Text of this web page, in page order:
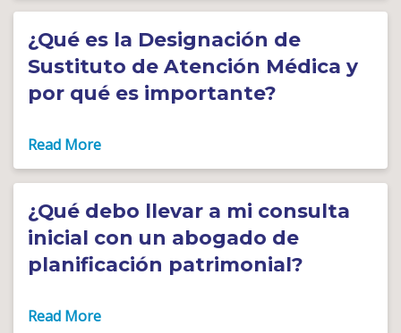
¿Qué es la Designación de
Sustituto de Atención Médica y
por qué es importante?
¿Qué debo llevar a mi consulta
inicial con un abogado de
planificación patrimonial?